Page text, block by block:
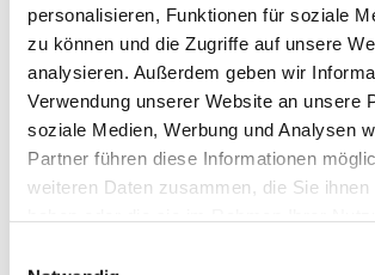
personalisieren, Funktionen für soziale
zu können und die Zugriffe auf unsere
analysieren. Außerdem geben wir
Verwendung unserer Website an unsere
soziale Medien, Werbung und Analysen
Partner führen diese Informationen
weiteren Daten zusammen, die Sie ihnen
senden.
Besucher über
Geräte und
hinweg.
_gcl_au Google
Wird von
AdSense zum